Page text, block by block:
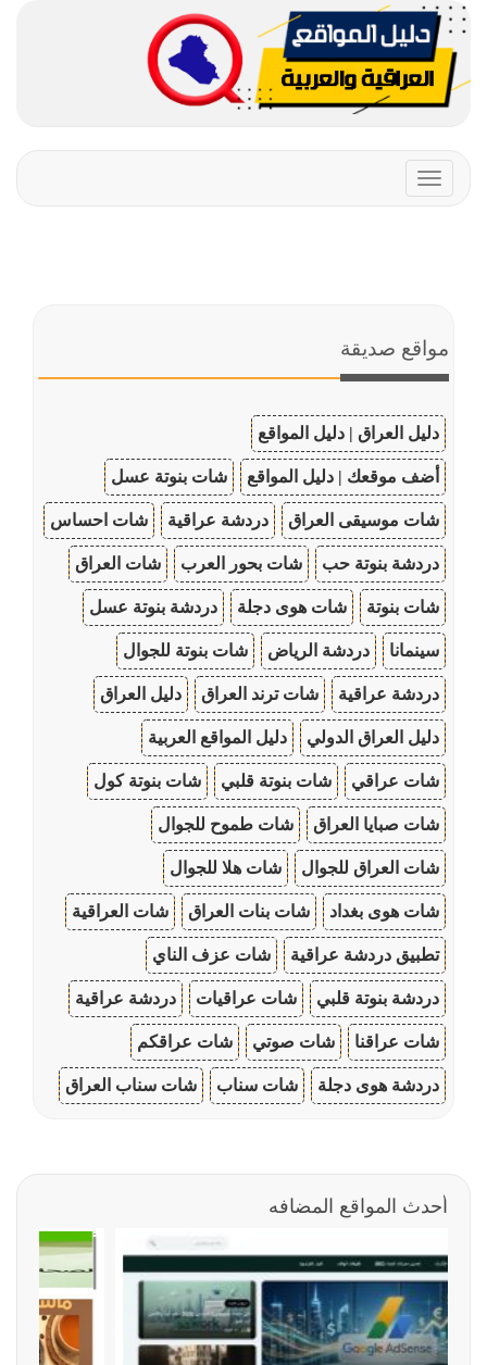
Toggle
navigation
مواقع صديقة
دليل العراق | دليل المواقع
أضف موقعك | دليل المواقع شات بنوتة عسل
شات موسيقى العراق دردشة عراقية شات احساس
دردشة بنوتة حب شات بحور العرب شات العراق
شات بنوتة شات هوى دجلة دردشة بنوتة عسل
سينمانا دردشة الرياض شات بنوتة للجوال
دردشة عراقية شات ترند العراق دليل العراق
دليل العراق الدولي دليل المواقع العربية
شات عراقي شات بنوتة قلبي شات بنوتة كول
شات صبايا العراق شات طموح للجوال
شات العراق للجوال شات هلا للجوال
شات هوى بغداد شات بنات العراق شات العراقية
تطبيق دردشة عراقية شات عزف الناي
دردشة بنوتة قلبي شات عراقيات دردشة عراقية
شات عراقنا شات صوتي شات عراقكم
دردشة هوى دجلة شات سناب شات سناب العراق
أحدث المواقع المضافه